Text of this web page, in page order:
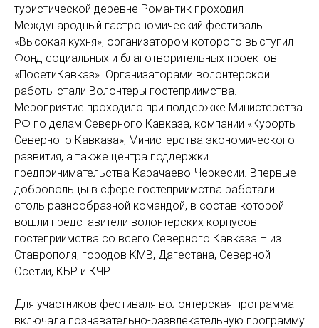
туристической деревне Романтик проходил
Международный гастрономический фестиваль
«Высокая кухня», организатором которого выступил
Фонд социальных и благотворительных проектов
«ПосетиКавказ». Организаторами волонтерской
работы стали Волонтеры гостеприимства.
Мероприятие проходило при поддержке Министерства
РФ по делам Северного Кавказа, компании «Курорты
Северного Кавказа», Министерства экономического
развития, а также центра поддержки
предпринимательства Карачаево-Черкесии. Впервые
добровольцы в сфере гостеприимства работали
столь разнообразной командой, в состав которой
вошли представители волонтерских корпусов
гостеприимства со всего Северного Кавказа – из
Ставрополя, городов КМВ, Дагестана, Северной
Осетии, КБР и КЧР.
Для участников фестиваля волонтерская программа
включала познавательно-развлекательную программу